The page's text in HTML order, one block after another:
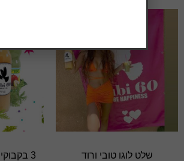
שלט לוגו טובי ורוד 3 בקבוקי טובי + 2 ערבובים